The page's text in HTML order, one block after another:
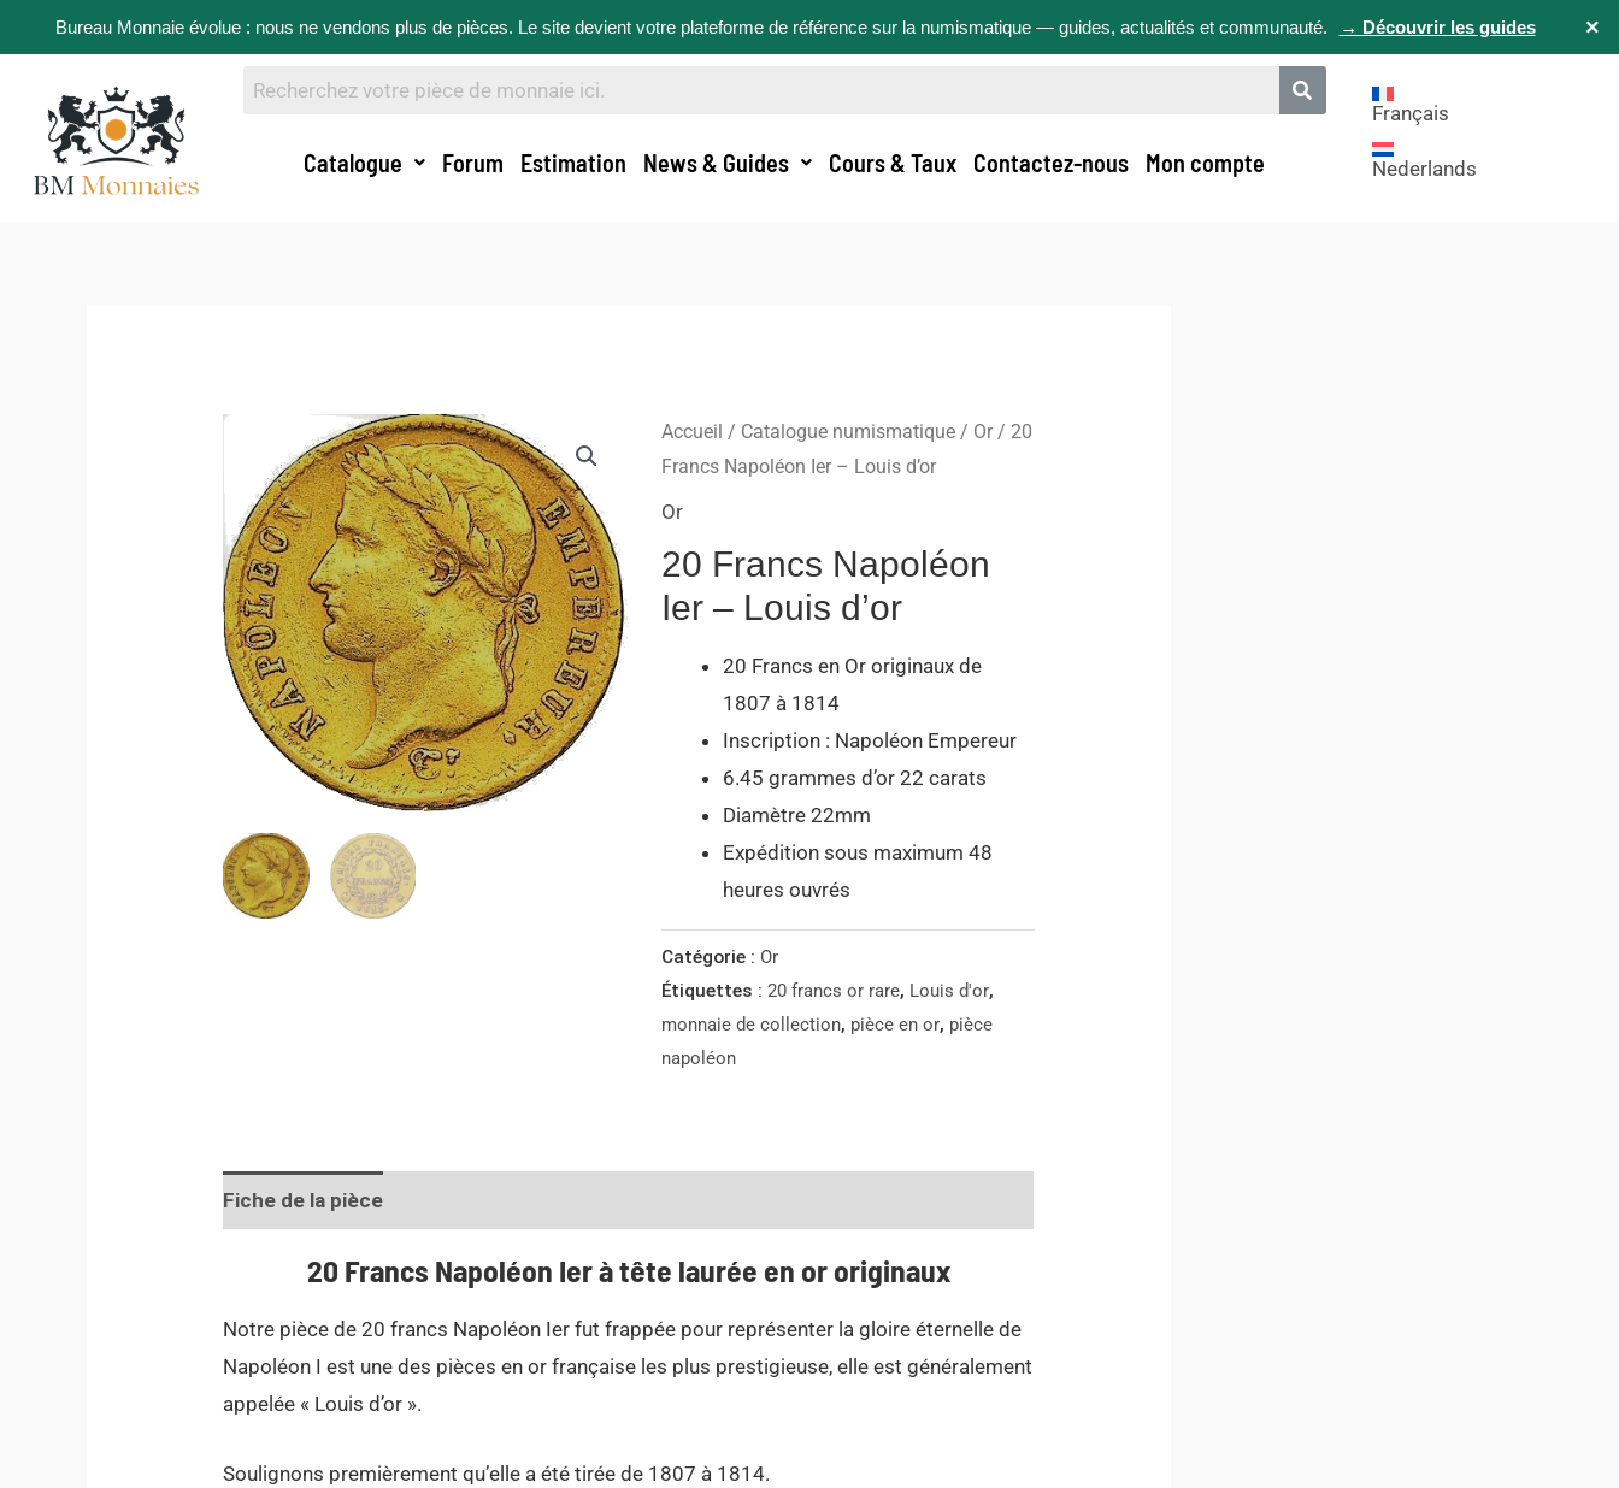
Bureau Monnaie évolue : nous ne vendons plus de pièces. Le site devient votre plateforme de référence sur la numismatique — guides, actualités et communauté. → Découvrir les guides ×
Catalogue Forum Estimation News & Guides Cours & Taux Contactez-nous Mon compte
Français
Nederlands
Accueil / Catalogue numismatique/ Or/ 20
Francs Napoléon Ier – Louis d’or
Or
20 Francs Napoléon
Ier – Louis d’or
20 Francs en Or originaux de
1807 à 1814
Inscription : Napoléon Empereur
6.45 grammes d’or 22 carats
Diamètre 22mm
Expédition sous maximum 48
heures ouvrés
Catégorie : Or
Étiquettes : 20 francs or rare, Louis d'or,
monnaie de collection, pièce en or, pièce
napoléon
Fiche de la pièce
20 Francs Napoléon Ier à tête laurée en or originaux
Notre pièce de 20 francs Napoléon Ier fut frappée pour représenter la gloire éternelle de
Napoléon I est une des pièces en or française les plus prestigieuse, elle est généralement
appelée « Louis d’or ».
Soulignons premièrement qu’elle a été tirée de 1807 à 1814.